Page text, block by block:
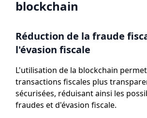
blockchain
Réduction de la fraude
l'évasion fiscale
L'utilisation de la blockchain
transactions fiscales plus
sécurisées, réduisant ainsi les
fraudes et d'évasion fiscale.